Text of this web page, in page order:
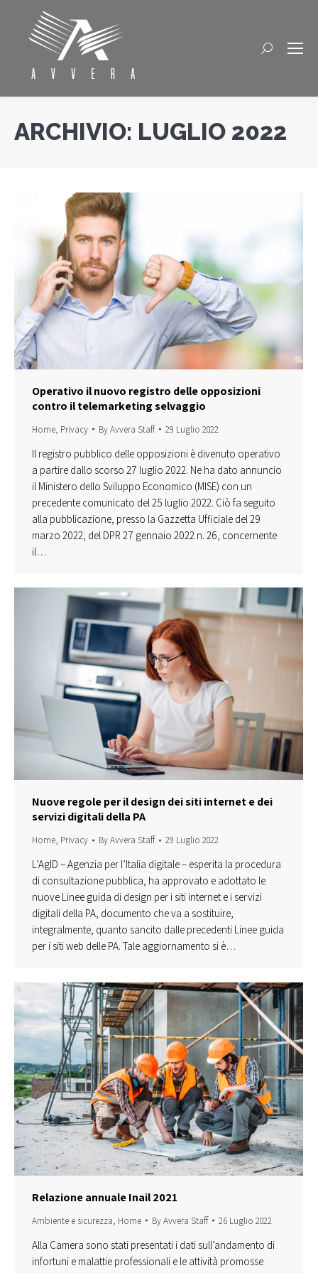
Cerca
ARCHIVIO: LUGLIO 2022
Operativo il nuovo registro delle opposizioni
contro il telemarketing selvaggio
Home, Privacy ByAvvera Staff 29 Luglio 2022
Il registro pubblico delle opposizioni è divenuto operativo
a partire dallo scorso 27 luglio 2022. Ne ha dato annuncio
il Ministero dello Sviluppo Economico (MISE) con un
precedente comunicato del 25 luglio 2022. Ciò fa seguito
alla pubblicazione, presso la Gazzetta Ufficiale del 29
marzo 2022, del DPR 27 gennaio 2022 n. 26, concernente
il…
Nuove regole per il design dei siti internet e dei
servizi digitali della PA
Home, Privacy ByAvvera Staff 29 Luglio 2022
L’AgID – Agenzia per l’Italia digitale – esperita la procedura
di consultazione pubblica, ha approvato e adottato le
nuove Linee guida di design per i siti internet e i servizi
digitali della PA, documento che va a sostituire,
integralmente, quanto sancito dalle precedenti Linee guida
per i siti web delle PA. Tale aggiornamento si è…
Relazione annuale Inail 2021
Ambiente e sicurezza, Home ByAvvera Staff 26 Luglio 2022
Alla Camera sono stati presentati i dati sull’andamento di
infortuni e malattie professionali e le attività promosse